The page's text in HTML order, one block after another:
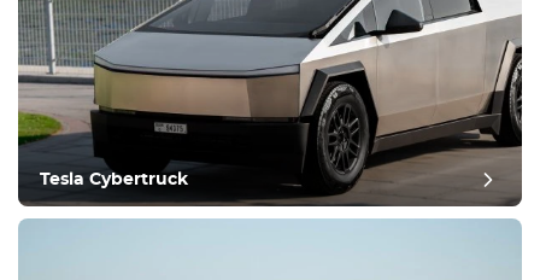
Tesla Cybertruck